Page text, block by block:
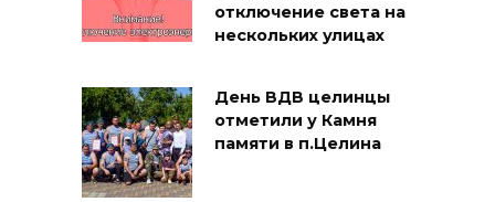
отключение света на
нескольких улицах
День ВДВ целинцы
отметили у Камня
памяти в п.Целина